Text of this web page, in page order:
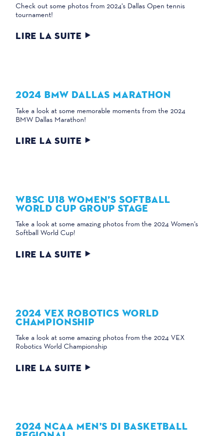
Check out some photos from 2024's Dallas Open tennis
tournament!
LIRE LA SUITE
2024 BMW DALLAS MARATHON
Take a look at some memorable moments from the 2024
BMW Dallas Marathon!
LIRE LA SUITE
WBSC U18 WOMEN’S SOFTBALL
WORLD CUP GROUP STAGE
Take a look at some amazing photos from the 2024 Women's
Softball World Cup!
LIRE LA SUITE
2024 VEX ROBOTICS WORLD
CHAMPIONSHIP
Take a look at some amazing photos from the 2024 VEX
Robotics World Championship
LIRE LA SUITE
2024 NCAA MEN’S DI BASKETBALL